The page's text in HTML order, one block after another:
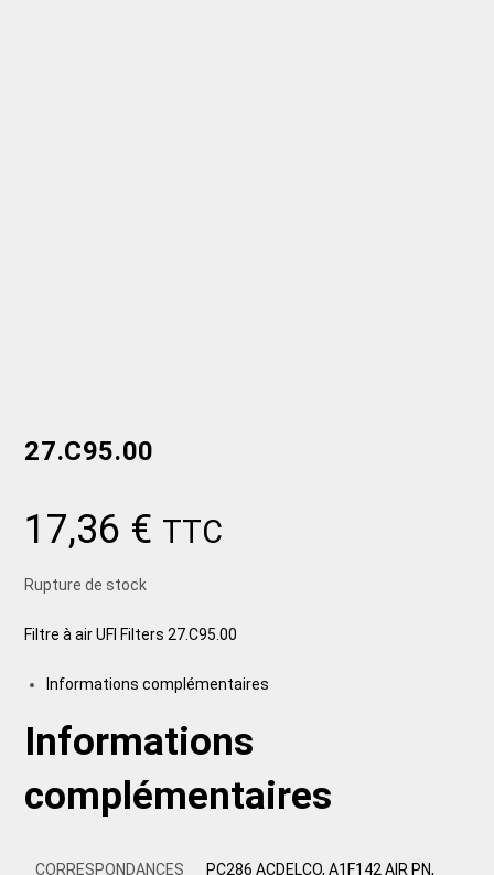
27.C95.00
17,36 € TTC
Rupture de stock
Filtre à air UFI Filters 27.C95.00
Informations complémentaires
Informations
complémentaires
CORRESPONDANCES
PC286 ACDELCO, A1F142 AIR PN,